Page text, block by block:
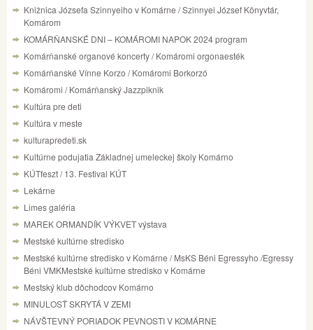
Knižnica Józsefa Szinnyeiho v Komárne / Szinnyei József Könyvtár,
Komárom
KOMÁRŇANSKÉ DNI – KOMÁROMI NAPOK 2024 program
Komárňanské organové koncerty / Komáromi orgonaesték
Komárňanské Vínne Korzo / Komáromi Borkorzó
Komáromi / Komárňanský Jazzpiknik
Kultúra pre deti
Kultúra v meste
kulturapredeti.sk
Kultúrne podujatia Základnej umeleckej školy Komárno
KÚTfeszt / 13. Festival KÚT
Lekárne
Limes galéria
MAREK ORMANDÍK VÝKVET výstava
Mestské kultúrne stredisko
Mestské kultúrne stredisko v Komárne / MsKS Béni Egressyho /Egressy
Béni VMKMestské kultúrne stredisko v Komárne
Mestský klub dôchodcov Komárno
MINULOSŤ SKRYTÁ V ZEMI
NÁVŠTEVNÝ PORIADOK PEVNOSTI V KOMÁRNE